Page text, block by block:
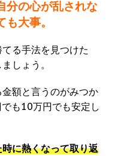
分の心が乱されな
大事。
る手法を見つけた
しょう。
額と言うのがみつか
も10万円でも安定し
に熱くなって取り返